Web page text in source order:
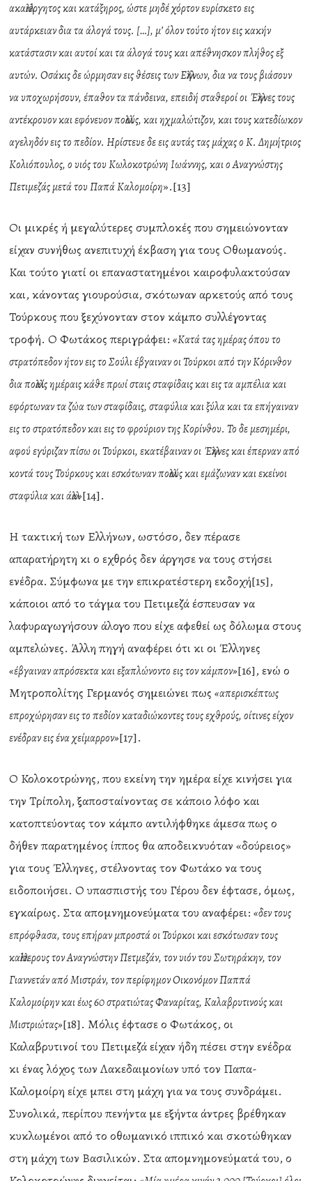
ακαλλιέργητος και κατάξηρος, ώστε μηδέ χόρτον ευρίσκετο εις
αυτάρκειαν δια τα άλογά τους. […], μ’ όλον τούτο ήτον εις κακήν
κατάστασιν και αυτοί και τα άλογά τους και απέθνησκον πλήθος εξ
αυτών. Οσάκις δε ώρμησαν εις θέσεις των Ελλήνων, δια να τους βιάσουν
να υποχωρήσουν, έπαθον τα πάνδεινα, επειδή σταθεροί οι Έλληνες τους
αντέκρουον και εφόνευον πολλούς, και ηχμαλώτιζον, και τους κατεδίωκον
αγεληδόν εις το πεδίον. Ηρίστευε δε εις αυτάς τας μάχας ο Κ. Δημήτριος
Κολιόπουλος, ο υιός του Κωλοκοτρώνη Ιωάννης, και ο Αναγνώστης
Πετιμεζάς μετά του Παπά Καλομοίρη».[13]
Οι μικρές ή μεγαλύτερες συμπλοκές που σημειώνονταν
είχαν συνήθως ανεπιτυχή έκβαση για τους Οθωμανούς.
Και τούτο γιατί οι επαναστατημένοι καιροφυλακτούσαν
και, κάνοντας γιουρούσια, σκότωναν αρκετούς από τους
Τούρκους που ξεχύνονταν στον κάμπο συλλέγοντας
τροφή. Ο Φωτάκος περιγράφει:«Κατά τας ημέρας όπου το
στρατόπεδον ήτον εις το Σούλι έβγαιναν οι Τούρκοι από την Κόρινθον
δια πολλαίς ημέραις κάθε πρωί σταις σταφίδαις και εις τα αμπέλια και
εφόρτωναν τα ζώα των σταφίδαις, σταφύλια και ξύλα και τα επήγαιναν
εις το στρατόπεδον και εις το φρούριον της Κορίνθου. Το δε μεσημέρι,
αφού εγύριζαν πίσω οι Τούρκοι, εκατέβαιναν οι Έλληνες και έπερναν από
κοντά τους Τούρκους και εσκότωναν πολλούς και εμάζωναν και εκείνοι
σταφύλια και άλλα»[14].
Η τακτική των Ελλήνων, ωστόσο, δεν πέρασε
απαρατήρητη κι ο εχθρός δεν άργησε να τους στήσει
ενέδρα. Σύμφωνα με την επικρατέστερη εκδοχή[15],
κάποιοι από το τάγμα του Πετιμεζά έσπευσαν να
λαφυραγωγήσουν άλογο που είχε αφεθεί ως δόλωμα στους
αμπελώνες. Άλλη πηγή αναφέρει ότι κι οι Έλληνες
«έβγαιναν απρόσεκτα και εξαπλώνοντο εις τον κάμπον»[16], ενώ ο
Μητροπολίτης Γερμανός σημειώνει πως«απερισκέπτως
επροχώρησαν εις το πεδίον καταδιώκοντες τους εχθρούς, οίτινες είχον
ενέδραν εις ένα χείμαρρον»[17].
Ο Κολοκοτρώνης, που εκείνη την ημέρα είχε κινήσει για
την Τρίπολη, ξαποσταίνοντας σε κάποιο λόφο και
κατοπτεύοντας τον κάμπο αντιλήφθηκε άμεσα πως ο
δήθεν παρατημένος ίππος θα αποδεικνυόταν «δούρειος»
για τους Έλληνες, στέλνοντας τον Φωτάκο να τους
ειδοποιήσει. Ο υπασπιστής του Γέρου δεν έφτασε, όμως,
εγκαίρως. Στα απομνημονεύματα του αναφέρει:«δεν τους
επρόφθασα, τους επήραν μπροστά οι Τούρκοι και εσκότωσαν τους
καλλίτερους τον Αναγνώστην Πετμεζάν, τον υιόν του Σωτηράκην, τον
Γιαννετάν από Μιστράν, τον περίφημον Οικονόμον Παππά
Καλομοίρην και έως 60 στρατιώτας Φαναρίτας, Καλαβρυτινούς και
Μιστριώτας»[18]. Μόλις έφτασε ο Φωτάκος, οι
Καλαβρυτινοί του Πετιμεζά είχαν ήδη πέσει στην ενέδρα
κι ένας λόχος των Λακεδαιμονίων υπό τον Παπα-
Καλομοίρη είχε μπει στη μάχη για να τους συνδράμει.
Συνολικά, περίπου πενήντα με εξήντα άντρες βρέθηκαν
κυκλωμένοι από το οθωμανικό ιππικό και σκοτώθηκαν
στη μάχη των Βασιλικών. Στα απομνημονεύματά του, ο